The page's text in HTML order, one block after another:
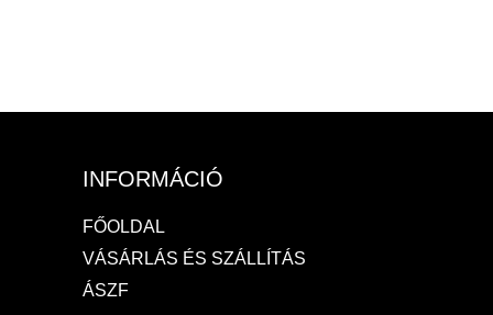
INFORMÁCIÓ
FŐOLDAL
VÁSÁRLÁS ÉS SZÁLLÍTÁS
ÁSZF